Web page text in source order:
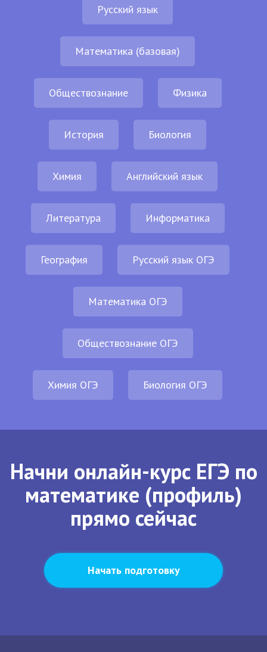
Русский язык
Математика (базовая)
Обществознание Физика
История Биология
Химия Английский язык
Литература Информатика
География Русский язык ОГЭ
Математика ОГЭ
Обществознание ОГЭ
Химия ОГЭ Биология ОГЭ
Начни онлайн-курс ЕГЭ по
математике (профиль)
прямо сейчас
Начать подготовку